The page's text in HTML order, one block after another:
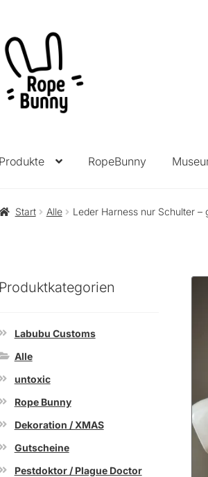
Zur
Navigation
springen
Zum
Inhalt
springen
Produkte RopeBunny
Start Alle Leder Harness nur Schulter –
Produktkategorien
Labubu Customs
Alle
untoxic
Rope Bunny
Dekoration / XMAS
Gutscheine
Pestdoktor / Plague Doctor